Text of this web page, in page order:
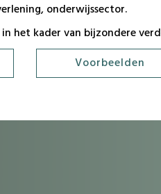
onderwijssector.
het kader van bijzondere
Voorbeelden